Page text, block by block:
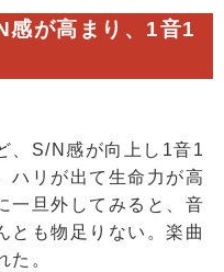
感が高まり、1音1
、S/N感が向上し1音1
ハリが出て生命力が高
一旦外してみると、音
とも物足りない。楽曲
た。